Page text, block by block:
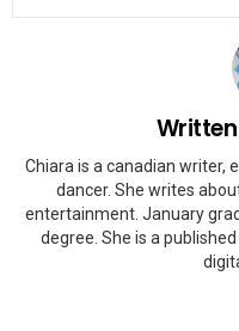
Chiara is a canadian writer,
dancer. She writes
entertainment. January
degree. She is a